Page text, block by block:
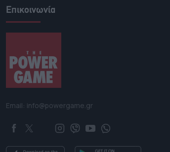
Επικοινωνία
Email: info@powergame.gr